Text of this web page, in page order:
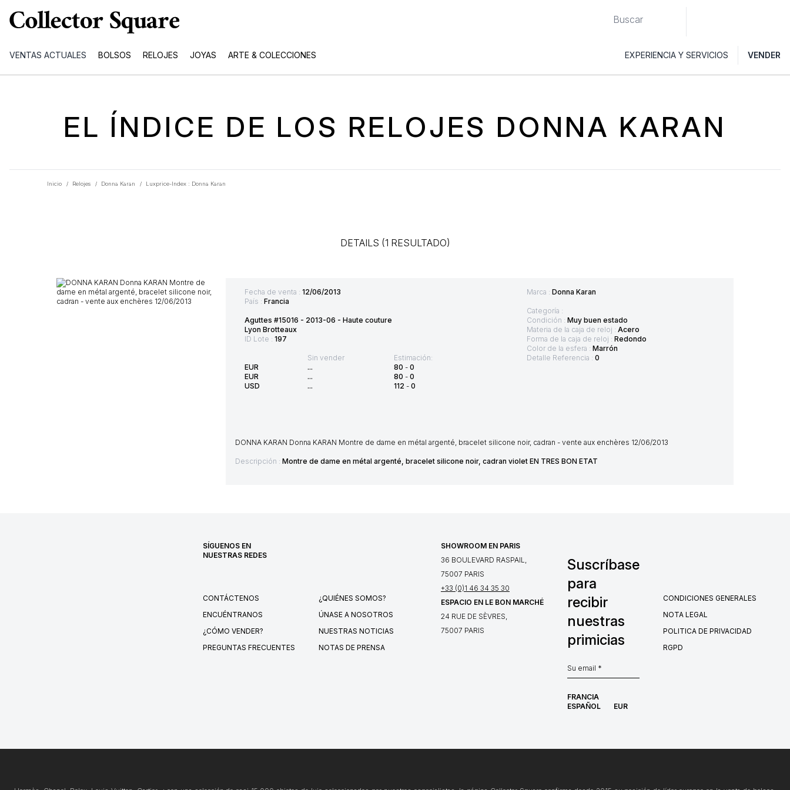
VENTAS ACTUALES BOLSOS RELOJES JOYAS ARTE & COLECCIONES EXPERIENCIA Y SERVICIOS VENDER
EL ÍNDICE DE LOS RELOJES DONNA KARAN
Inicio / Relojes / Donna Karan / Luxprice-Index : Donna Karan
DETAILS (1 RESULTADO)
Fecha de venta : 12/06/2013
País : Francia
Aguttes #15016 - 2013-06 - Haute couture
Lyon Brotteaux
ID Lote : 197
EUR
EUR
USD
Sin vender
...
...
...
Estimación:
80 - 0
80 - 0
112 - 0
Marca : Donna Karan
Categoría :
Condición : Muy buen estado
Materia de la caja de reloj : Acero
Forma de la caja de reloj : Redondo
Color de la esfera : Marrón
Detalle Referencia : 0
DONNA KARAN Donna KARAN Montre de dame en métal argenté, bracelet silicone noir, cadran - vente aux enchères 12/06/2013
Descripción : Montre de dame en métal argenté, bracelet silicone noir, cadran violet EN TRES BON ETAT
Suscríbase
para
recibir
nuestras
primicias
SÍGUENOS EN
NUESTRAS REDES
CONTÁCTENOS
ENCUÉNTRANOS
¿CÓMO VENDER?
PREGUNTAS FRECUENTES
¿QUIÉNES SOMOS?
ÚNASE A NOSOTROS
NUESTRAS NOTICIAS
NOTAS DE PRENSA
CONDICIONES GENERALES
NOTA LEGAL
POLITICA DE PRIVACIDAD
RGPD
SHOWROOM EN PARIS
36 BOULEVARD RASPAIL,
75007 PARIS
+33 (0)1 46 34 35 30
ESPACIO EN LE BON MARCHÉ
24 RUE DE SÈVRES,
75007 PARIS
FRANCIA
ESPAÑOL
EUR